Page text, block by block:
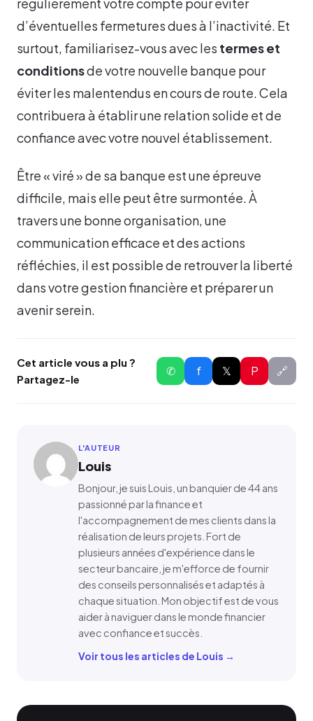
d’éventuelles fermetures dues à l’inactivité. Et
surtout, familiarisez-vous avec les termes et
conditionsde votre nouvelle banque pour
éviter les malentendus en cours de route. Cela
contribuera à établir une relation solide et de
confiance avec votre nouvel établissement.
Être « viré » de sa banque est une épreuve
difficile, mais elle peut être surmontée. À
travers une bonne organisation, une
communication efficace et des actions
réfléchies, il est possible de retrouver la liberté
dans votre gestion financière et préparer un
avenir serein.
Cet article vous a plu ?
Partagez-le
✆ f 𝕏 P 🔗
L'AUTEUR
Louis
Bonjour, je suis Louis, un banquier de 44 ans
passionné par la finance et
l'accompagnement de mes clients dans la
réalisation de leurs projets. Fort de
plusieurs années d'expérience dans le
secteur bancaire, je m'efforce de fournir
des conseils personnalisés et adaptés à
chaque situation. Mon objectif est de vous
aider à naviguer dans le monde financier
avec confiance et succès.
Voir tous les articles de Louis →